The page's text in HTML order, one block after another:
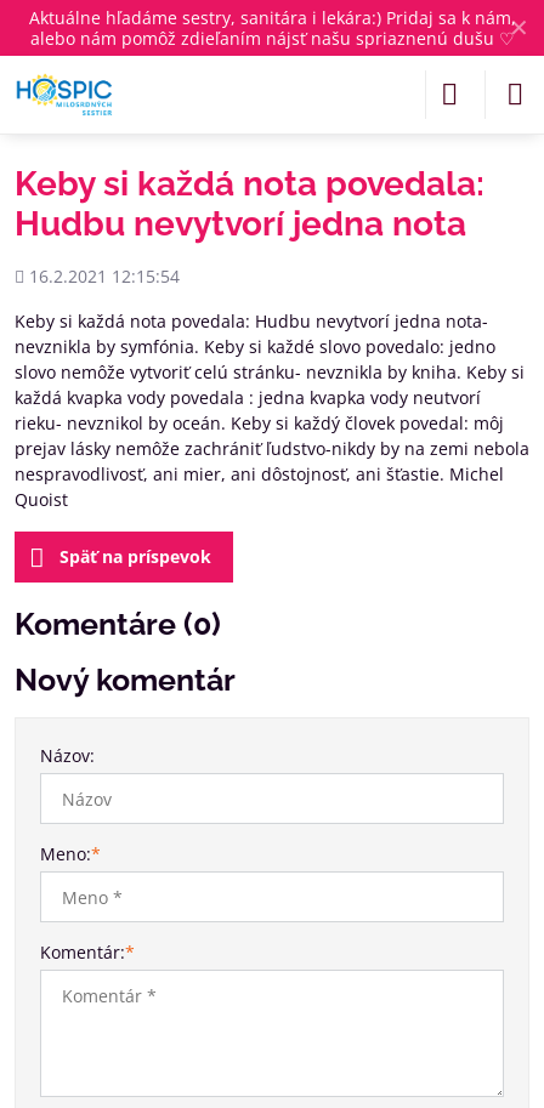
✕
Aktuálne hľadáme sestry, sanitára i lekára:) Pridaj sa k nám,
alebo nám pomôž zdieľaním nájsť našu spriaznenú dušu ♡
Keby si každá nota povedala:
Hudbu nevytvorí jedna nota
Pridané
16.2.2021 12:15:54
Keby si každá nota povedala: Hudbu nevytvorí jedna nota-
nevznikla by symfónia. Keby si každé slovo povedalo: jedno
slovo nemôže vytvoriť celú stránku- nevznikla by kniha. Keby si
každá kvapka vody povedala : jedna kvapka vody neutvorí
rieku- nevznikol by oceán. Keby si každý človek povedal: môj
prejav lásky nemôže zachrániť ľudstvo-nikdy by na zemi nebola
nespravodlivosť, ani mier, ani dôstojnosť, ani šťastie. Michel
Quoist
Späť na príspevok
Komentáre (0)
Nový komentár
Názov:
Meno:*
Komentár:*